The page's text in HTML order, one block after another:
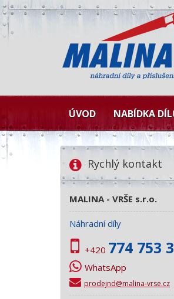
ÚVOD NABÍDKA
Rychlý kontakt
MALINA - VRŠE s.r.o.
Náhradní díly
+420 774 753
WhatsApp
prodejnd@malina-vrse.cz